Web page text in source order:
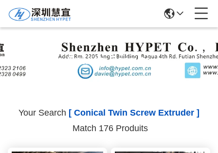
Search Results
Your Search [ Conical Twin Screw Extruder ]
Match 176 Produits